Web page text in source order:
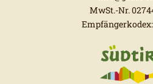
MwSt.-Nr.
Empfängerkodex: